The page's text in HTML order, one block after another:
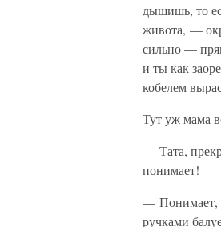
дышишь, то
живота, —
сильно —
и ты как
кобелем
Тут уж мама
— Тата,
понимает!
— Понимает,
ручками